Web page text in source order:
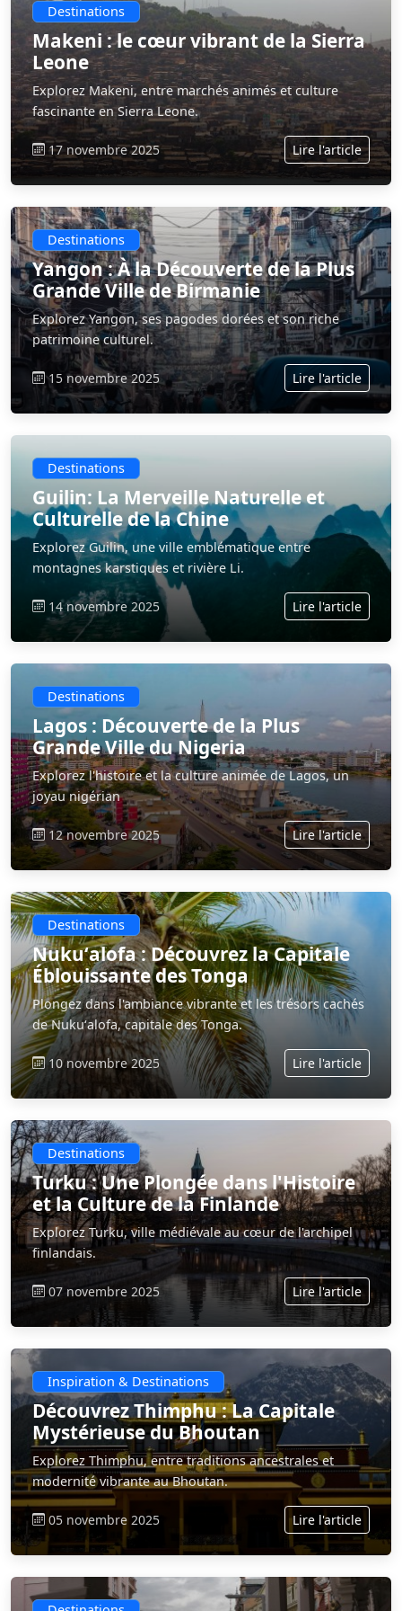
Destinations
Makeni : le cœur vibrant de la Sierra
Leone
Explorez Makeni, entre marchés animés et culture
fascinante en Sierra Leone.
17 novembre 2025 Lire l'article
Destinations
Yangon : À la Découverte de la Plus
Grande Ville de Birmanie
Explorez Yangon, ses pagodes dorées et son riche
patrimoine culturel.
15 novembre 2025 Lire l'article
Destinations
Guilin: La Merveille Naturelle et
Culturelle de la Chine
Explorez Guilin, une ville emblématique entre
montagnes karstiques et rivière Li.
14 novembre 2025 Lire l'article
Destinations
Lagos : Découverte de la Plus
Grande Ville du Nigeria
Explorez l'histoire et la culture animée de Lagos, un
joyau nigérian
12 novembre 2025 Lire l'article
Destinations
Nukuʻalofa : Découvrez la Capitale
Éblouissante des Tonga
Plongez dans l'ambiance vibrante et les trésors cachés
de Nukuʻalofa, capitale des Tonga.
10 novembre 2025 Lire l'article
Destinations
Turku : Une Plongée dans l'Histoire
et la Culture de la Finlande
Explorez Turku, ville médiévale au cœur de l'archipel
finlandais.
07 novembre 2025 Lire l'article
Inspiration & Destinations
Découvrez Thimphu : La Capitale
Mystérieuse du Bhoutan
Explorez Thimphu, entre traditions ancestrales et
modernité vibrante au Bhoutan.
05 novembre 2025 Lire l'article